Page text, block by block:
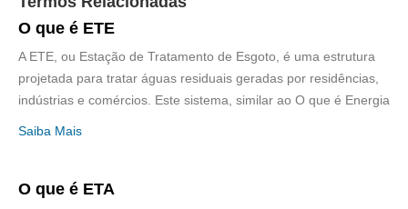
O que é ETE
A ETE, ou Estação de Tratamento de Esgoto, é uma estrutura
projetada para tratar águas residuais geradas por residências,
indústrias e comércios. Este sistema, similar ao O que é Energia
Saiba Mais
O que é ETA